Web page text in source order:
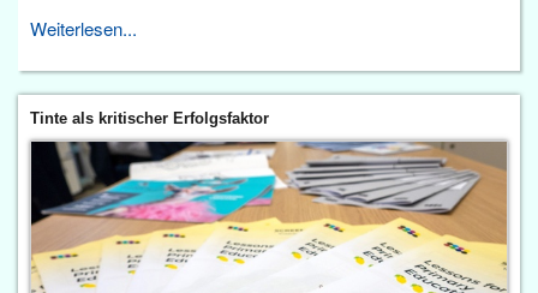
Weiterlesen...
Tinte als kritischer Erfolgsfaktor